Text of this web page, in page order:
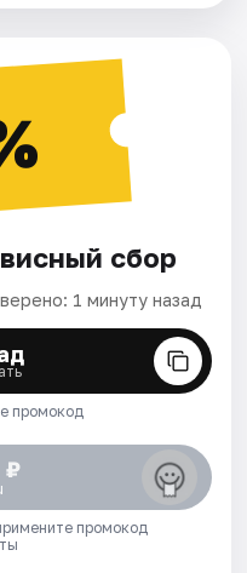
сбор
1 минуту назад
промокод
₽
промокод